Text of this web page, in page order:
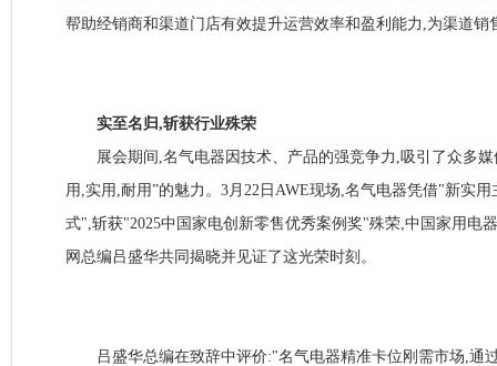
帮助经销商和渠道门店有效提升运营效率和盈利能力,为渠道销
实至名归,斩获行业殊荣
展会期间,名气电器因技术、产品的强竞争力,吸引了众多媒
用,实用,耐用”的魅力。3月22日AWE现场,名气电器凭借"新实
式",斩获"2025中国家电创新零售优秀案例奖"殊荣,中国家用电
网总编吕盛华共同揭晓并见证了这光荣时刻。
吕盛华总编在致辞中评价:"名气电器精准卡位刚需市场,通